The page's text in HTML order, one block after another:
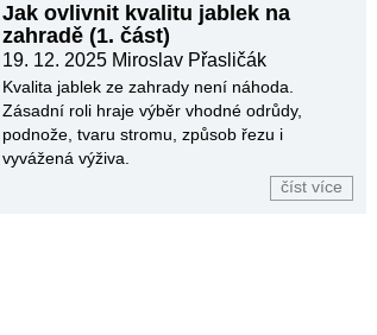
Jak ovlivnit kvalitu jablek na
zahradě (1. část)
19. 12. 2025 Miroslav Přasličák
Kvalita jablek ze zahrady není náhoda.
Zásadní roli hraje výběr vhodné odrůdy,
podnože, tvaru stromu, způsob řezu i
vyvážená výživa.
číst více